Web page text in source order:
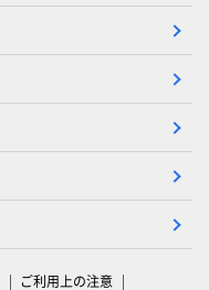
ご利用上の注意